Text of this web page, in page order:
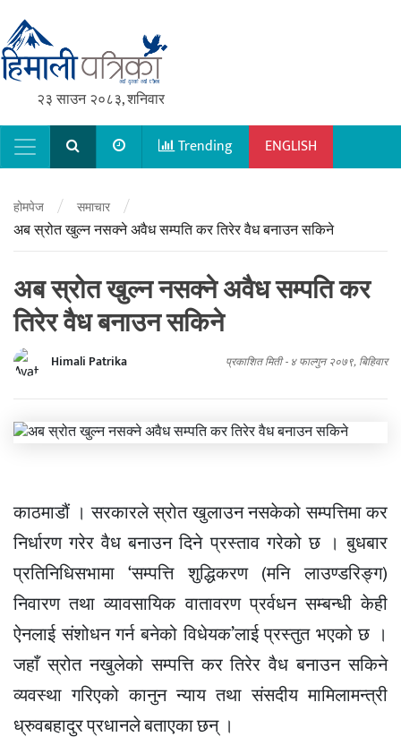
२३ साउन २०८३, शनिवार
Main NavigationTrending ENGLISH
होमपेज / समाचार /
अब स्रोत खुल्न नसक्ने अवैध सम्पति कर तिरेर वैध बनाउन सकिने
अब स्रोत खुल्न नसक्ने अवैध सम्पति कर
तिरेर वैध बनाउन सकिने
Himali Patrika प्रकाशित मिती - ४ फाल्गुन २०७९, बिहिवार
काठमाडौं । सरकारले स्रोत खुलाउन नसकेको सम्पत्तिमा कर
निर्धारण गरेर वैध बनाउन दिने प्रस्ताव गरेको छ । बुधबार
प्रतिनिधिसभामा ‘सम्पत्ति शुद्धिकरण (मनि लाउण्डरिङ्ग)
निवारण तथा व्यावसायिक वातावरण प्रर्वधन सम्बन्धी केही
ऐनलाई संशोधन गर्न बनेको विधेयक’लाई प्रस्तुत भएको छ ।
जहाँ स्रोत नखुलेको सम्पत्ति कर तिरेर वैध बनाउन सकिने
व्यवस्था गरिएको कानुन न्याय तथा संसदीय मामिलामन्त्री
ध्रुवबहादुर प्रधानले बताएका छन् ।